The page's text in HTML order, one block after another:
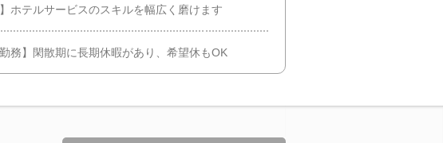
】ホテルサービスのスキルを幅広く磨けます
勤務】閑散期に長期休暇があり、希望休もOK